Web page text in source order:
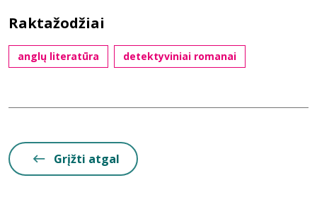
Raktažodžiai
anglų literatūra detektyviniai romanai
Grįžti atgal